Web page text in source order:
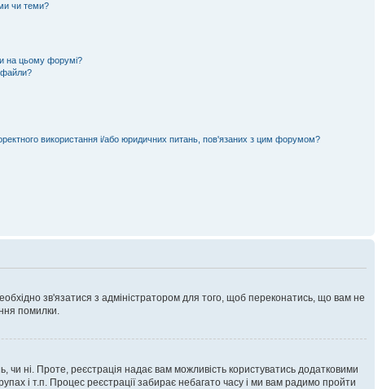
чи теми?
на цьому форумі?
файли?
використання і/або юридичних питань, пов'язаних з цим форумом?
зв'язатися з адміністратором для того, щоб переконатись, що вам не
помилки.
ні. Проте, реєстрація надає вам можливість користуватись додатковими
і т.п. Процес реєстрації забирає небагато часу і ми вам радимо пройти